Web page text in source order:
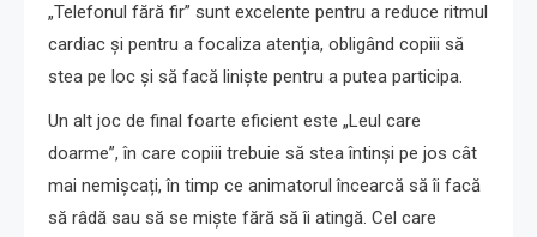
„Telefonul fără fir” sunt excelente pentru a reduce ritmul
cardiac și pentru a focaliza atenția, obligând copiii să
stea pe loc și să facă liniște pentru a putea participa.
Un alt joc de final foarte eficient este „Leul care
doarme”, în care copiii trebuie să stea întinși pe jos cât
mai nemișcați, în timp ce animatorul încearcă să îi facă
să râdă sau să se miște fără să îi atingă. Cel care